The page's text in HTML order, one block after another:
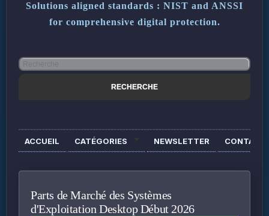
Solutions aligned standards : NIST and ANSSI
for comprehensive digital protection.
ACCUEIL CATÉGORIES NEWSLETTER CONTACT
Parts de Marché des Systèmes
d'Exploitation Desktop Début 2026